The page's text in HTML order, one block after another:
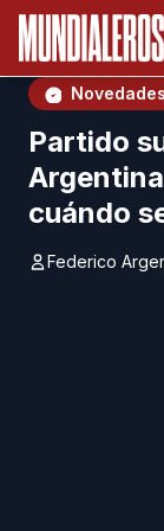
Saltar al
Partido
cuándo
Federico